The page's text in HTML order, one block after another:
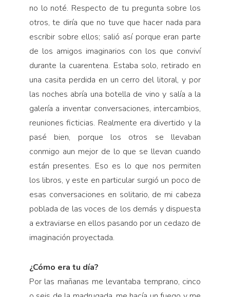
no lo noté. Respecto de tu pregunta sobre los
otros, te diría que no tuve que hacer nada para
escribir sobre ellos; salió así porque eran parte
de los amigos imaginarios con los que conviví
durante la cuarentena. Estaba solo, retirado en
una casita perdida en un cerro del litoral, y por
las noches abría una botella de vino y salía a la
galería a inventar conversaciones, intercambios,
reuniones ficticias. Realmente era divertido y la
pasé bien, porque los otros se llevaban
conmigo aun mejor de lo que se llevan cuando
están presentes. Eso es lo que nos permiten
los libros, y este en particular surgió un poco de
esas conversaciones en solitario, de mi cabeza
poblada de las voces de los demás y dispuesta
a extraviarse en ellos pasando por un cedazo de
imaginación proyectada.
¿Cómo era tu día?
Por las mañanas me levantaba temprano, cinco